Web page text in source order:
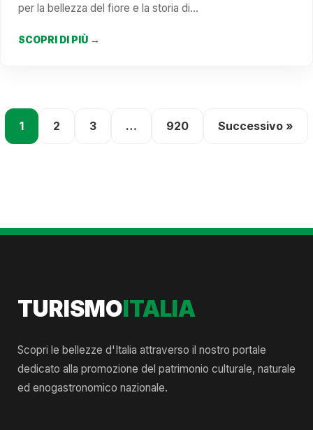
per la bellezza del fiore e la storia di…
SCOPRI DI PIÙ →
1 2 3 … 920 Successivo »
TURISMOITALIA
Scopri le bellezze d'Italia attraverso il nostro portale
dedicato alla promozione del patrimonio culturale, naturale
ed enogastronomico nazionale.